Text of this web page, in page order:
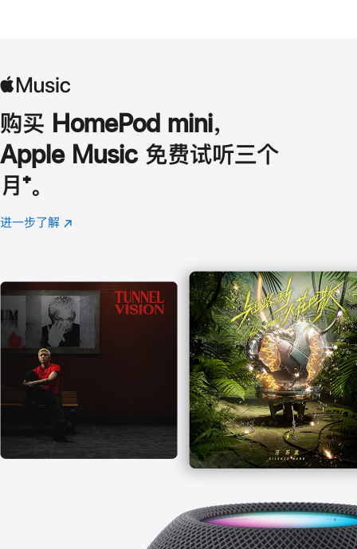
购买 HomePod mini，
Apple Music 免费试听三个
月 脚
注
⁺。
进一步了解 Apple
(在
口
中
打
开)